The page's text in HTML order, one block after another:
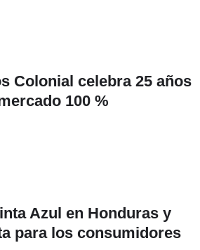
Colonial celebra 25 años
100 %
Azul en Honduras y
para los consumidores